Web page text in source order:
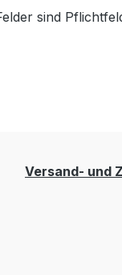
sind
Versand- und